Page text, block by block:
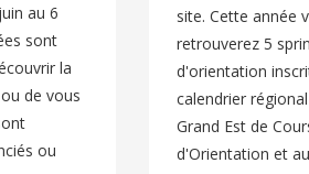
au 6
sont
la
de vous
ou
site. Cette année
retrouverez 5
d'orientation
calendrier
Grand Est de
d'Orientation et